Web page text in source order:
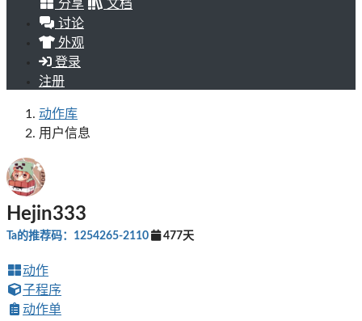
分享
文档
讨论
外观
登录
注册
动作库
用户信息
Hejin333
Ta的推荐码：1254265-2110 477天
动作
子程序
动作单